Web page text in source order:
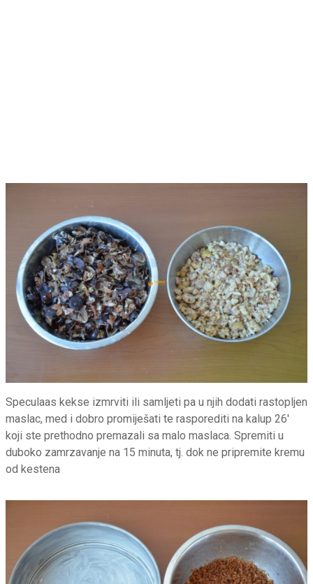
Speculaas kekse izmrviti ili samljeti pa u njih dodati rastopljen
maslac, med i dobro promiješati te rasporediti na kalup 26′
koji ste prethodno premazali sa malo maslaca. Spremiti u
duboko zamrzavanje na 15 minuta, tj. dok ne pripremite kremu
od kestena